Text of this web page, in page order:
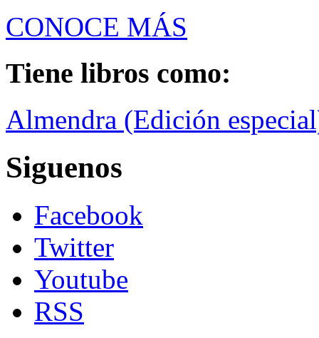
CONOCE MÁS
Tiene libros como:
Almendra (Edición
Siguenos
Facebook
Twitter
Youtube
RSS